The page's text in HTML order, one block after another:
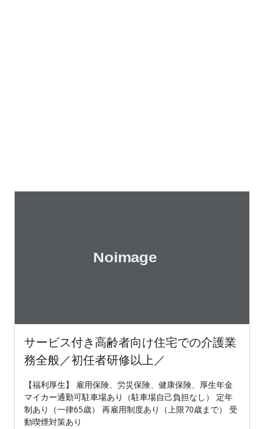
サービス付き高齢者向け住宅での介護業
務全般／初任者研修以上／
【福利厚生】 雇用保険、労災保険、健康保険、厚生年金
マイカー通勤可駐車場あり（駐車場自己負担なし） 定年
制あり（一律65歳） 再雇用制度あり（上限70歳まで） 受
動喫煙対策あり